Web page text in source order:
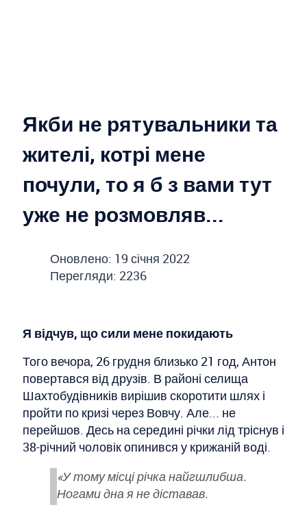
Якби не рятувальники та
жителі, котрі мене
почули, то я б з вами тут
уже не розмовляв...
Оновлено: 19 січня 2022
Перегляди: 2236
Я відчув, що сили мене покидають
Того вечора, 26 грудня близько 21 год, Антон
повертався від друзів. В районі селища
Шахтобудівників вирішив скоротити шлях і
пройти по кризі через Вовчу. Але... не
перейшов. Десь на середині річки лід тріснув і
38-річний чоловік опинився у крижаній воді.
«У тому місці річка найгшлибша.
Ногами дна я не діставав.